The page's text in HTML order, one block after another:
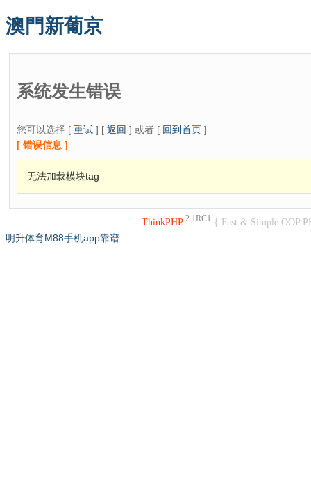
澳門新葡京
系统发生错误
您可以选择 [ 重试 ] [ 返回 ] 或者 [ 回到首页 ]
[ 错误信息 ]
无法加载模块tag
ThinkPHP 2.1RC1 { Fast & Simple OOP
明升体育M88手机app靠谱